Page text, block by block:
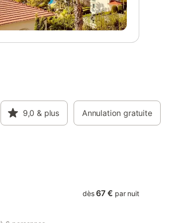
avec 2 lits 90 (oreillers, couettes,
couvertures) et dressing - une salle de
bains avec douche à l'italienne, WC, lave-
linge et sèche-serviettes
9,0 & plus Annulation gratuite
dès 67 € par nuit